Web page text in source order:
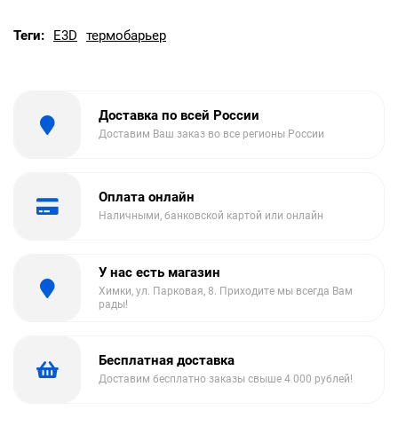
Теги: E3D термобарьер
Доставка по всей России
Доставим Ваш заказ во все регионы России
Оплата онлайн
Наличными, банковской картой или онлайн
У нас есть магазин
Химки, ул. Парковая, 8. Приходите мы всегда Вам
рады!
Бесплатная доставка
Доставим бесплатно заказы свыше 4 000 рублей!